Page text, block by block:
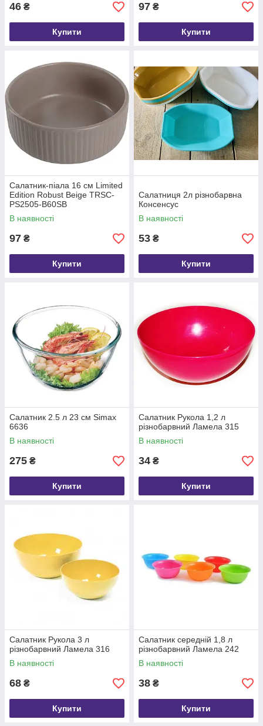
46 ₴
Купити
97 ₴
Купити
Салатник-піала 16 см Limited
Edition Robust Beige TRSC-
PS2505-B60SB
В наявності
97 ₴
Купити
Салатниця 2л різнобарвна
Консенсус
В наявності
53 ₴
Купити
Салатник 2.5 л 23 см Simax
6636
В наявності
275 ₴
Купити
Салатник Рукола 1,2 л
різнобарвний Ламела 315
В наявності
34 ₴
Купити
Салатник Рукола 3 л
різнобарвний Ламела 316
В наявності
68 ₴
Купити
Салатник середній 1,8 л
різнобарвний Ламела 242
В наявності
38 ₴
Купити